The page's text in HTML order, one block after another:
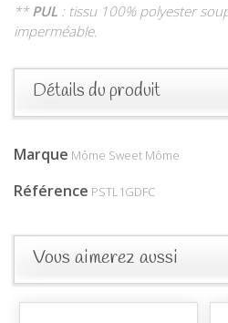
** PUL : tissu 100% polyester
imperméable.
Détails du produit
Marque Môme Sweet Môme
Référence PSTL1GDFC
Vous aimerez aussi